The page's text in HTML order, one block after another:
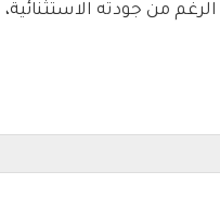
من جودته الاستثنائية،